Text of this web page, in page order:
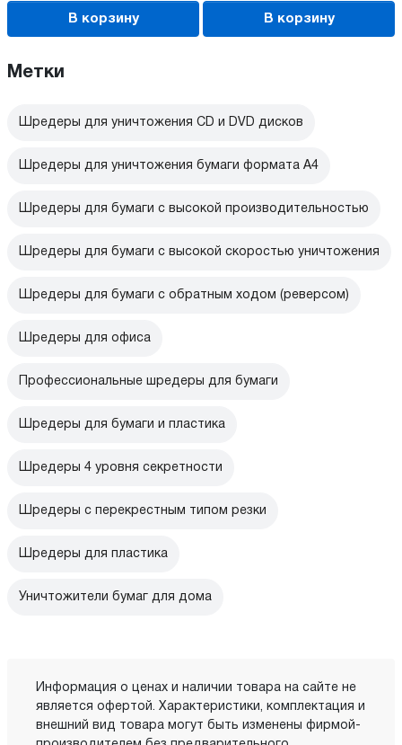
В корзину В корзину
Метки
Шредеры для уничтожения CD и DVD дисков
Шредеры для уничтожения бумаги формата А4
Шредеры для бумаги с высокой производительностью
Шредеры для бумаги с высокой скоростью уничтожения
Шредеры для бумаги с обратным ходом (реверсом)
Шредеры для офиса
Профессиональные шредеры для бумаги
Шредеры для бумаги и пластика
Шредеры 4 уровня секретности
Шредеры с перекрестным типом резки
Шредеры для пластика
Уничтожители бумаг для дома
Информация о ценах и наличии товара на сайте не
является офертой. Характеристики, комплектация и
внешний вид товара могут быть изменены фирмой-